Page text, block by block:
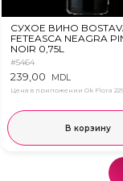
СУХОЕ ВИНО
FETEASCA NEAGRA
NOIR 0,75L
#5464
239,00 MDL
Цена в приложении Ok Flora
В корзину